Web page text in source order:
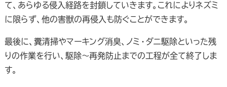
て、あらゆる侵入経路を封鎖していきます。これによりネズミ
に限らず、他の害獣の再侵入も防ぐことができます。
最後に、糞清掃やマーキング消臭、ノミ・ダニ駆除といった残
りの作業を行い、駆除～再発防止までの工程が全て終了しま
す。